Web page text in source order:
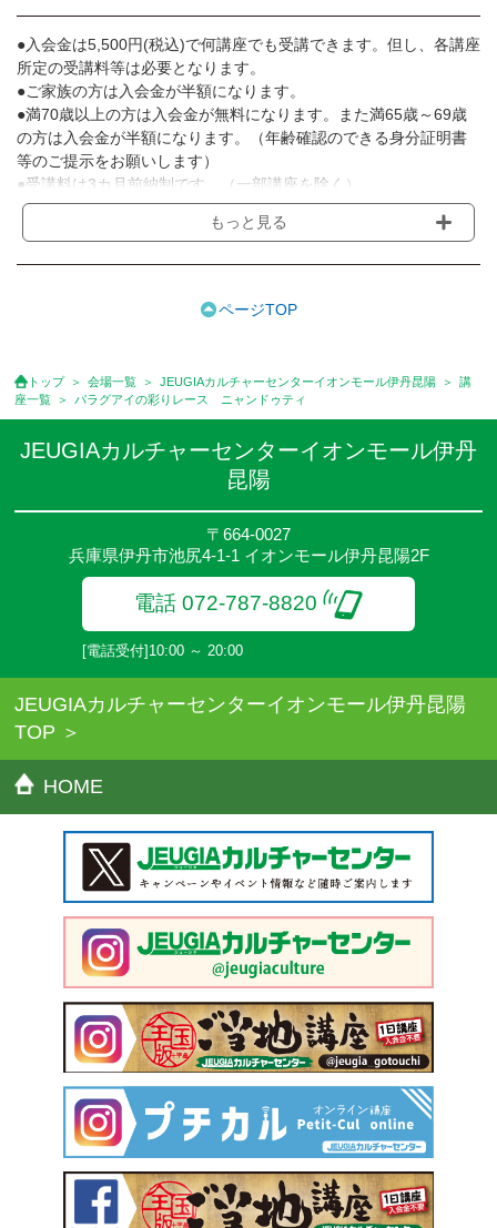
●入会金は5,500円(税込)で何講座でも受講できます。但し、各講座
所定の受講料等は必要となります。
●ご家族の方は入会金が半額になります。
●満70歳以上の方は入会金が無料になります。また満65歳～69歳
の方は入会金が半額になります。（年齢確認のできる身分証明書
等のご提示をお願いします）
●受講料は3カ月前納制です。（一部講座を除く）
●受講料には運営費として１講座につき月額770円(税込)が含まれ
ております。また一部の講座では別途傷害保険料も含まれており
用は含まれておりません。
のでご確認ください。
●参加人数が一定に満たない場合、体験や講座開講を中止または延
期することがあります。
●その他、詳しい内容については、ご入会時にご説明をさせていた
もっと見る
ページTOP
トップ 会場一覧 JEUGIAカルチャーセンターイオンモール伊丹昆陽
講
座一覧
パラグアイの彩りレース ニャンドゥティ
JEUGIAカルチャーセンターイオンモール伊丹
昆陽
〒664-0027
兵庫県伊丹市池尻4-1-1 イオンモール伊丹昆陽2F
電話 072-787-8820
[電話受付]10:00 ～ 20:00
JEUGIAカルチャーセンターイオンモール伊丹昆陽
TOP
HOME